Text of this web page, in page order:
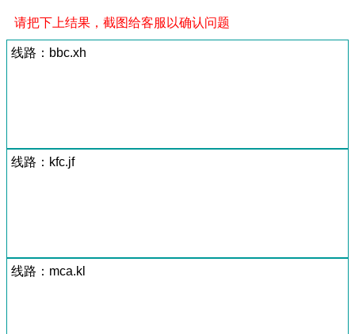
请把下上结果，截图给客服以确认问题
线路：bbc.xh
线路：kfc.jf
线路：mca.kl